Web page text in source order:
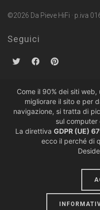
©2026 Da Pieve HiFi · p.iva
Seguici
Politiche sulla Privacy·
Come il 90% dei siti
migliorare il sito e per
navigazione, si tratta di
sul computer
La direttiva GDPR (UE)
ecco il perché di